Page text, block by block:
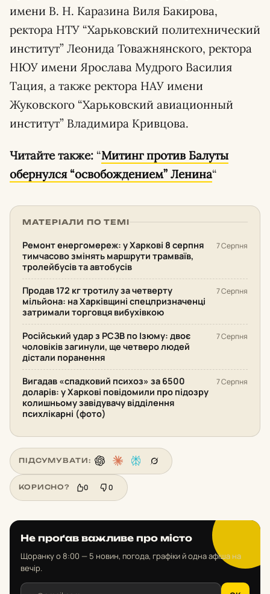
имени В. Н. Каразина Виля Бакирова,
ректора НТУ “Харьковский политехнический
институт” Леонида Товажнянского, ректора
НЮУ имени Ярослава Мудрого Василия
Тация, а также ректора НАУ имени
Жуковского “Харьковский авиационный
институт” Владимира Кривцова.
Читайте также: “Митинг против Балуты
обернулся “освобождением” Ленина“
МАТЕРІАЛИ ПО ТЕМІ
Ремонт енергомереж: у Харкові 8 серпня
тимчасово змінять маршрути трамваїв,
тролейбусів та автобусів
7 Серпня
Продав 172 кг тротилу за четверту
мільйона: на Харківщині спецпризначенці
затримали торговця вибухівкою
7 Серпня
Російський удар з РСЗВ по Ізюму: двоє
чоловіків загинули, ще четверо людей
дістали поранення
7 Серпня
Вигадав «спадковий психоз» за 6500
доларів: у Харкові повідомили про підозру
колишньому завідувачу відділення
психлікарні (фото)
7 Серпня
ПІДСУМУВАТИ:
КОРИСНО? 0 0
Не проґав важливе про місто
Щоранку о 8:00 — 5 новин, погода, графіки й одна афіша на
вечір.